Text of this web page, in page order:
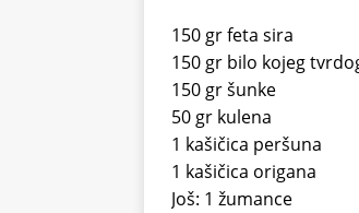
150 gr feta sira
150 gr bilo kojeg
150 gr šunke
50 gr kulena
1 kašičica peršuna
1 kašičica origana
Još: 1 žumance